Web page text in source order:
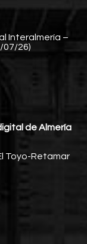
Interalmería –
07/26)
de Almería
Toyo-Retamar